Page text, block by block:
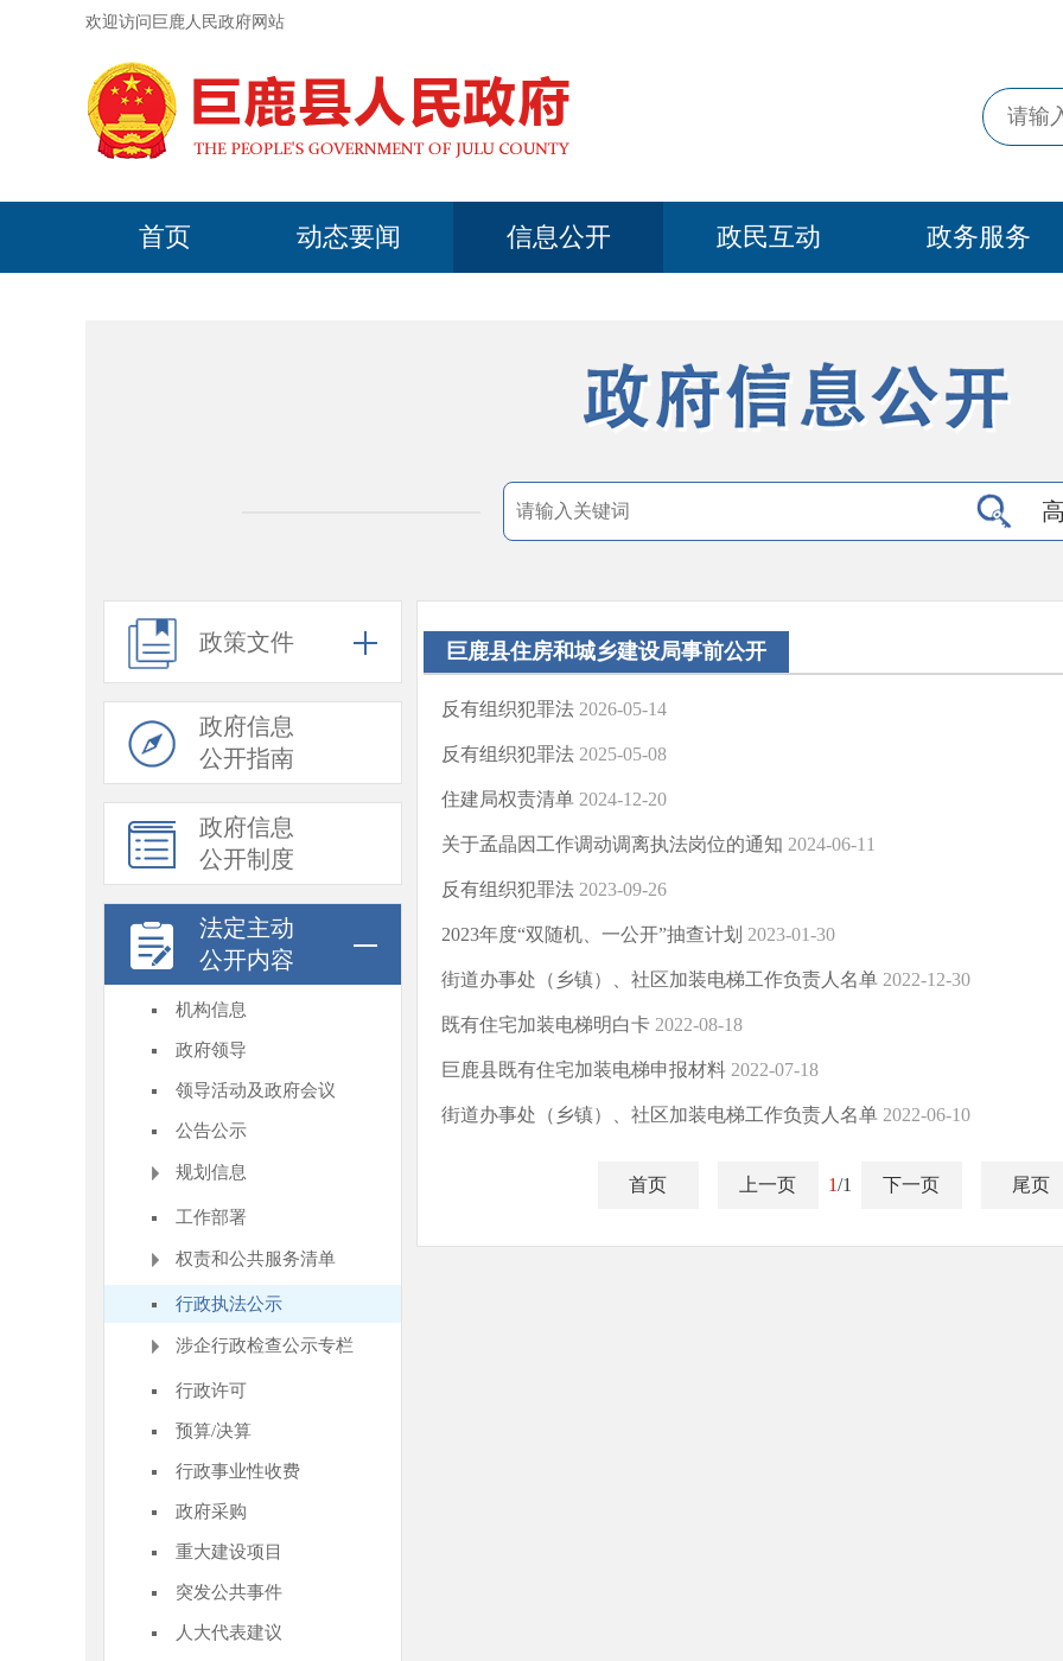
欢迎访问巨鹿人民政府网站
首页 动态要闻 信息公开 政民互动 政务服务
政策文件
政府信息
公开指南
政府信息
公开制度
法定主动
公开内容
机构信息
政府领导
领导活动及政府会议
公告公示
规划信息
工作部署
权责和公共服务清单
行政执法公示
涉企行政检查公示专栏
行政许可
预算/决算
行政事业性收费
政府采购
重大建设项目
突发公共事件
人大代表建议
巨鹿县住房和城乡建设局事前公开
反有组织犯罪法 2026-05-14
反有组织犯罪法 2025-05-08
住建局权责清单 2024-12-20
关于孟晶因工作调动调离执法岗位的通知 2024-06-11
反有组织犯罪法 2023-09-26
2023年度“双随机、一公开”抽查计划 2023-01-30
街道办事处（乡镇）、社区加装电梯工作负责人名单 2022-12-30
既有住宅加装电梯明白卡 2022-08-18
巨鹿县既有住宅加装电梯申报材料 2022-07-18
街道办事处（乡镇）、社区加装电梯工作负责人名单 2022-06-10
首页 上一页 1/1 下一页 尾页